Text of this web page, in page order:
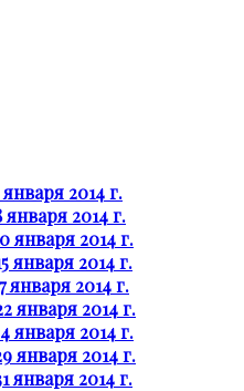
2014 г.
2014 г.
января 2014 г.
января 2014 г.
января 2014 г.
января 2014 г.
января 2014 г.
января 2014 г.
января 2014 г.